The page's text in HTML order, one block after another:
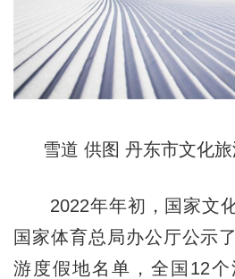
雪道 供图 丹东市文化
2022年年初，国家文化
国家体育总局办公厅公示
游度假地名单，全国12